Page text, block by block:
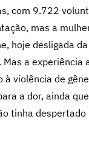
com 9.722
mas a
hoje desligada
a experiência
violência de
a dor, ainda
tinha despertado